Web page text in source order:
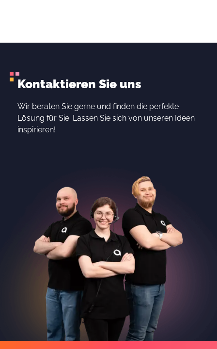
Kontaktieren Sie uns
Wir beraten Sie gerne und finden die perfekte
Lösung für Sie. Lassen Sie sich von unseren Ideen
inspirieren!